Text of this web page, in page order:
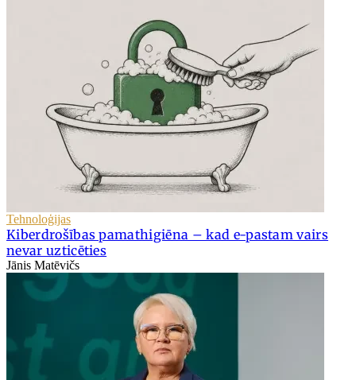
Tehnoloģijas
Kiberdrošības pamathigiēna – kad e-pastam vairs
nevar uzticēties
Jānis Matēvičs